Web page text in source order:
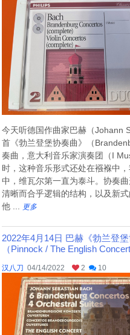
今天听德国作曲家巴赫（Johann
首《勃兰登堡协奏曲》（
奏曲，意大利音乐家演奏团（I
时，这种音乐形式还处在襁褓中
中，维瓦尔第一直为泰斗。协奏
清晰而合乎逻辑的结构，以及新
他 ...
更多
2022年4月14日 巴赫《勃兰登
（Pinnock / The English Concert
汉八刀 04/14/2022 2 10